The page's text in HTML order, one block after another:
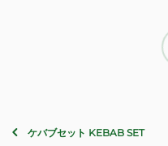
ケバブセット KEBAB SET